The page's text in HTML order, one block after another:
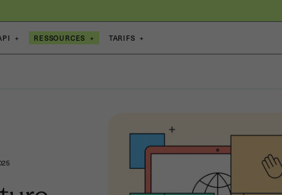
+ RESSOURCES + TARIFS +